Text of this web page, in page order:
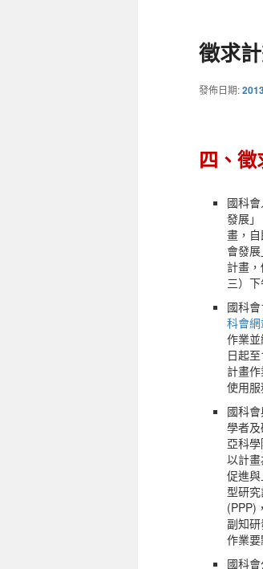
導
覽
徵求
發佈日期:
四、
國科
發展
畫，
會發
計畫
三）
國科
科會
作業
日起
計畫
使用
國科
學者
亞科
以計
促進
型研
(PPP)
副知
作業要
國科